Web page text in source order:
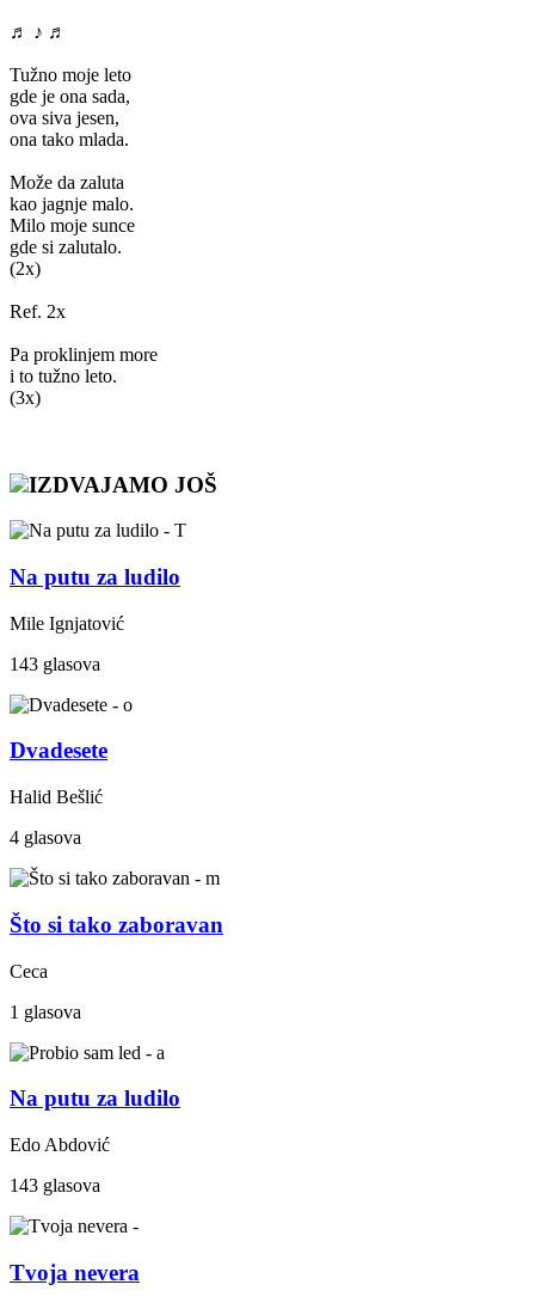
♬ ♪ ♬
Tužno moje leto
gde je ona sada,
ova siva jesen,
ona tako mlada.
Može da zaluta
kao jagnje malo.
Milo moje sunce
gde si zalutalo.
(2x)
Ref. 2x
Pa proklinjem more
i to tužno leto.
(3x)
IZDVAJAMO JOŠ
Na putu za ludilo
Mile Ignjatović
143 glasova
Dvadesete
Halid Bešlić
4 glasova
Što si tako zaboravan
Ceca
1 glasova
Na putu za ludilo
Edo Abdović
143 glasova
Tvoja nevera